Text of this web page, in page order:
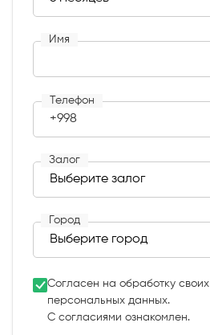
Имя
Телефон
+998
Залог
Город
Согласен на обработку своих
персональных данных.
С согласиями ознакомлен.